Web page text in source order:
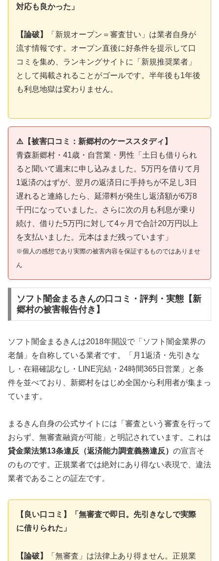
対応も良かった」
【論破】
「新規オープン＝審査甘い」は業者自身が
流す情報です。オープン直後に好条件を提示して口
コミを集め、ランキングサイトに「新規推奨業者」
として掲載されることがゴールです。半年後も1年後
も利息地獄は変わりません。
⚠️【被害口コミ：新郷村のケーススタディ】
青森新郷村・41歳・自営業・男性「土日も借りられ
ると聞いて週末に申し込みました。5万円を借りて月
1返済のはずが、翌月の返済日に手持ちが不足し3日
遅れると連絡したら、延滞料が発生し返済額が6万8
千円になっていました。さらに次の月も利息が乗り
続け、借りた5万円に対して4ヶ月で合計20万円以上
を支払いました。元本はまだ残っています」
※個人の感想であり実際の被害内容を保証するものではありませ
ん
ソフト闇金まるきんの口コミ・評判・実態【新
郷村の被害報告付き】
ソフト闇金まるきんは2018年開設で「ソフト闇金業界の
老舗」を自称している業者です。「月1返済・先引きな
し・在籍確認なし・LINE完結・24時間365日営業」と条
件を並べており、新郷村をはじめ全国から利用者が集まっ
ています。
まるきん自身の公式サイトには「審査という審査を行って
おらず、無審査融資が可能」と明記されています。これは
貸金業法第13条違反（返済能力調査義務違反） の宣言そ
のものです。正規業者では絶対にあり得ない表現で、違法
業者であることの証左です。
【良い口コミ】「無審査で即日。先引きなしで実際
に借りられた」
【論破】
「無審査」は法律上あり得ません。正規業